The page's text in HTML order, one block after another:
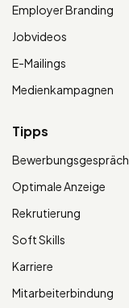
Employer Branding
Jobvideos
E-Mailings
Medienkampagnen
Tipps
Bewerbungsgespräch
Optimale Anzeige
Rekrutierung
Soft Skills
Karriere
Mitarbeiterbindung